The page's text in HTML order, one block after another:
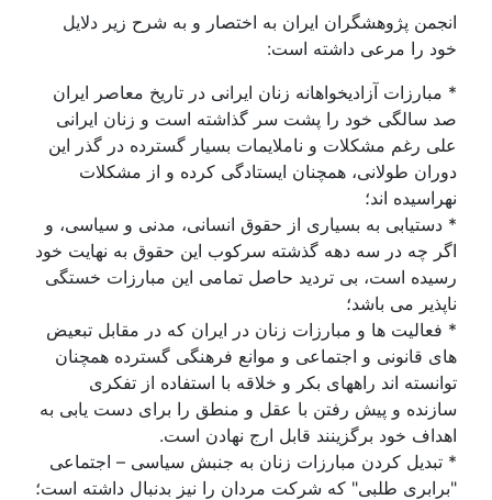
پژوهشگران ایران به اختصار و به شرح زیر دلایل
را مرعی داشته است:
آزادیخواهانه زنان ایرانی در تاریخ معاصر ایران
سالگی خود را پشت سر گذاشته است و زنان ایرانی
رغم مشکلات و ناملایمات بسیار گسترده در گذر این
طولانی، همچنان ایستادگی کرده و از مشکلات
اند؛
به بسیاری از حقوق انسانی، مدنی و سیاسی، و
چه در سه دهه گذشته سرکوب این حقوق به نهایت خود
است، بی تردید حاصل تمامی این مبارزات خستگی
می باشد؛
ها و مبارزات زنان در ایران که در مقابل تبعیض
قانونی و اجتماعی و موانع فرهنگی گسترده همچنان
اند راههای بکر و خلاقه با استفاده از تفکری
و پیش رفتن با عقل و منطق را برای دست یابی به
خود برگزینند قابل ارج نهادن است.
کردن مبارزات زنان به جنبش سیاسی – اجتماعی
طلبی" که شرکت مردان را نیز بدنبال داشته است؛